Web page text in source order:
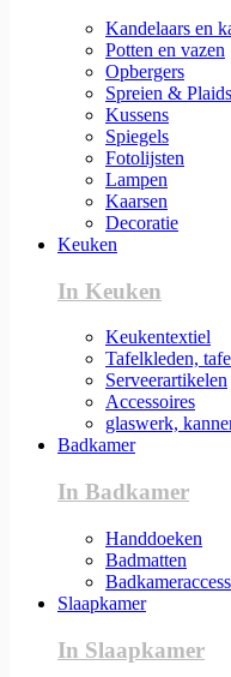
Kandelaars en
Potten en vazen
Opbergers
Spreien & Plaids
Kussens
Spiegels
Fotolijsten
Lampen
Kaarsen
Decoratie
Keuken
In Keuken
Keukentextiel
Tafelkleden,
Serveerartikelen
Accessoires
glaswerk,
Badkamer
In Badkamer
Handdoeken
Badmatten
Slaapkamer
In Slaapkamer